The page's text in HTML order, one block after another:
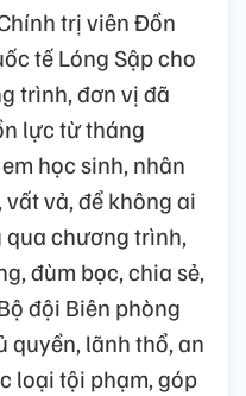
trị viên Đồn
tế Lóng Sập cho
trình, đơn vị đã
lực từ tháng
học sinh, nhân
vả, để không ai
qua chương trình,
đùm bọc, chia sẻ,
đội Biên phòng
quyền, lãnh thổ, an
loại tội phạm, góp